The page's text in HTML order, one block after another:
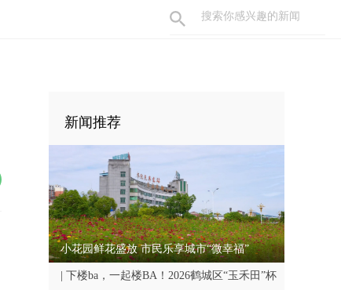
新闻推荐
小花园鲜花盛放 市民乐享城市“微幸福”
| 下楼ba，一起楼BA！2026鹤城区“玉禾田”杯